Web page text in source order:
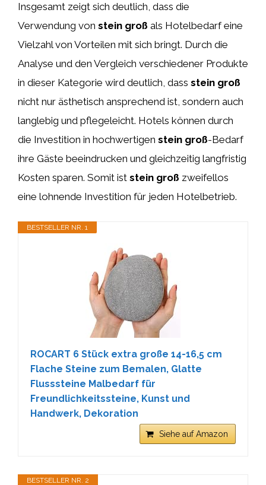
Insgesamt zeigt sich deutlich, dass die
Verwendung von stein groß als Hotelbedarf eine
Vielzahl von Vorteilen mit sich bringt. Durch die
Analyse und den Vergleich verschiedener Produkte
in dieser Kategorie wird deutlich, dass stein groß
nicht nur ästhetisch ansprechend ist, sondern auch
langlebig und pflegeleicht. Hotels können durch
die Investition in hochwertigen stein groß-Bedarf
ihre Gäste beeindrucken und gleichzeitig langfristig
Kosten sparen. Somit ist stein groß zweifellos
eine lohnende Investition für jeden Hotelbetrieb.
BESTSELLER NR. 1
ROCART 6 Stück extra große 14-16,5 cm
Flache Steine zum Bemalen, Glatte
Flusssteine Malbedarf für
Freundlichkeitssteine, Kunst und
Handwerk, Dekoration
Siehe auf Amazon
BESTSELLER NR. 2